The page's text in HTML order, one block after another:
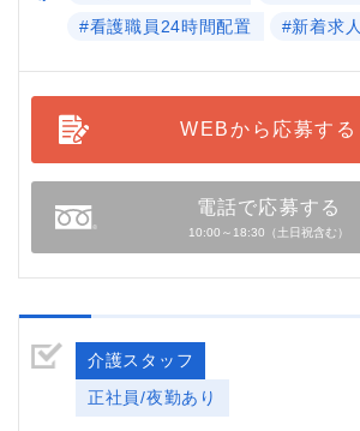
#看護職員24時間配置
#新着求人
WEBから応募する
電話で応募する
10:00～18:30（土日祝含む）
介護スタッフ
正社員/夜勤あり